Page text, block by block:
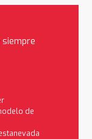
siempre
de